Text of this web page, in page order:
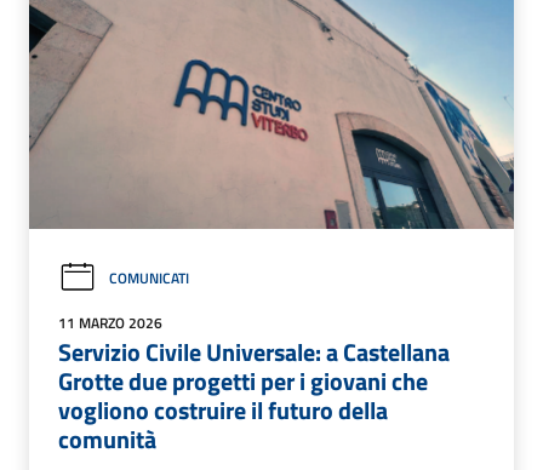
COMUNICATI
11 MARZO 2026
Servizio Civile Universale: a Castellana
Grotte due progetti per i giovani che
vogliono costruire il futuro della
comunità